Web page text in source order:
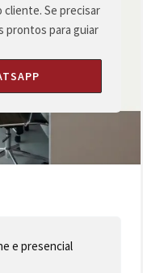
cliente. Se precisar
prontos para guiar
e presencial